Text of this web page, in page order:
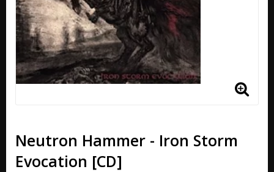
Neutron Hammer - Iron Storm
Evocation [CD]